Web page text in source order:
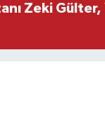
Zeki Gülter,